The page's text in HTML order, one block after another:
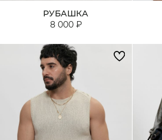
РУБАШКА
8 000 ₽